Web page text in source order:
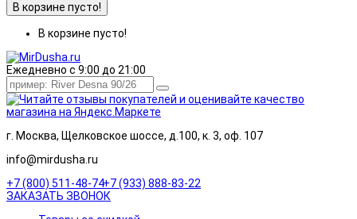
В корзине пусто!
В корзине пусто!
Ежедневно с 9:00 до 21:00
г. Москва, Щелковское шоссе, д.100, к. 3, оф. 107
info@mirdusha.ru
+7 (800) 511-48-74+7 (933) 888-83-22
ЗАКАЗАТЬ ЗВОНОК